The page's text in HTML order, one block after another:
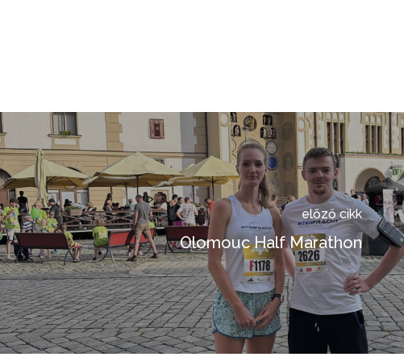
előző cikk
Olomouc Half Marathon